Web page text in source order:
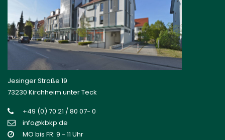
Jesinger Straße 19
73230 Kirchheim unter Teck
+49 (0) 70 21 / 80 07- 0
info@kbkp.de
MO bis FR: 9 - 11 Uhr